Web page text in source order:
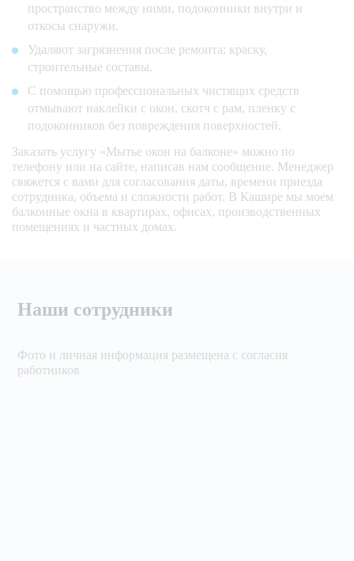
пространство между ними, подоконники внутри и
откосы снаружи.
Удаляют загрязнения после ремонта: краску,
строительные составы.
С помощью профессиональных чистящих средств
отмывают наклейки с окон, скотч с рам, пленку с
подоконников без повреждения поверхностей.
Заказать услугу «Мытье окон на балконе» можно по
телефону или на сайте, написав нам сообщение. Менеджер
свяжется с вами для согласования даты, времени приезда
сотрудника, объема и сложности работ. В Кашире мы моем
балконные окна в квартирах, офисах, производственных
помещениях и частных домах.
Наши сотрудники
Фото и личная информация размещена с согласия
работников